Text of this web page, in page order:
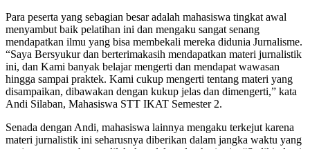
Para peserta yang sebagian besar adalah mahasiswa tingkat awal
menyambut baik pelatihan ini dan mengaku sangat senang
mendapatkan ilmu yang bisa membekali mereka didunia Jurnalisme.
“Saya Bersyukur dan berterimakasih mendapatkan materi jurnalistik
ini, dan Kami banyak belajar mengerti dan mendapat wawasan
hingga sampai praktek. Kami cukup mengerti tentang materi yang
disampaikan, dibawakan dengan kukup jelas dan dimengerti,” kata
Andi Silaban, Mahasiswa STT IKAT Semester 2.
Senada dengan Andi, mahasiswa lainnya mengaku terkejut karena
materi jurnalistik ini seharusnya diberikan dalam jangka waktu yang